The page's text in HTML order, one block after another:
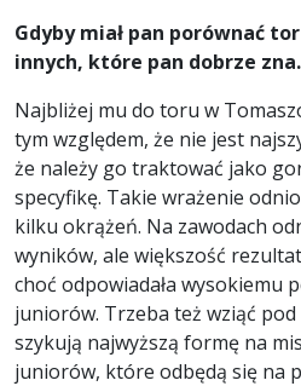
Gdyby miał pan porównać
innych, które pan dobrze
Najbliżej mu do toru w
tym względem, że nie jest
że należy go traktować jako
specyfikę. Takie wrażenie
kilku okrążeń. Na zawodach
wyników, ale większość
choć odpowiadała wysokiemu
juniorów. Trzeba też wziąć pod
szykują najwyższą formę na
juniorów, które odbędą się na